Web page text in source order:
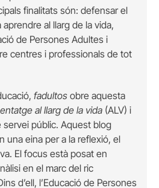
finalitats són: defensar el
al llarg de la vida,
de Persones Adultes i
centres i professionals de tot
fadultos obre aquesta
al llarg de la vida (ALV) i
públic. Aquest blog
una eina per a la reflexió, el
El focus està posat en
en el marc del ric
d’ell, l’Educació de Persones